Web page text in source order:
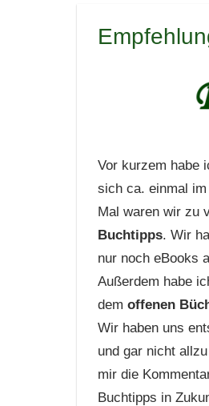
Vor kurzem habe
sich ca. einmal
Mal waren wir zu
Buchtipps. Wir
nur noch eBooks
Außerdem habe
dem offenen
Wir haben uns
und gar nicht
mir die
Buchtipps in